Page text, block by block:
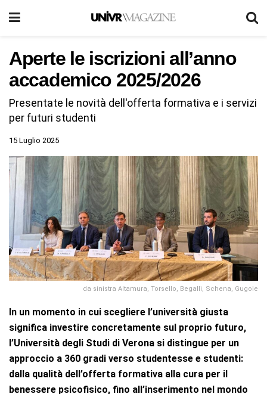
Aperte le iscrizioni all’anno
accademico 2025/2026
Presentate le novità dell'offerta formativa e i servizi
per futuri studenti
15 Luglio 2025
da sinistra Altamura, Torsello, Begalli, Schena, Gugole
In un momento in cui scegliere l’università giusta
significa investire concretamente sul proprio futuro,
l’Università degli Studi di Verona si distingue per un
approccio a 360 gradi verso studentesse e studenti:
dalla qualità dell’offerta formativa alla cura per il
benessere psicofisico, fino all’inserimento nel mondo